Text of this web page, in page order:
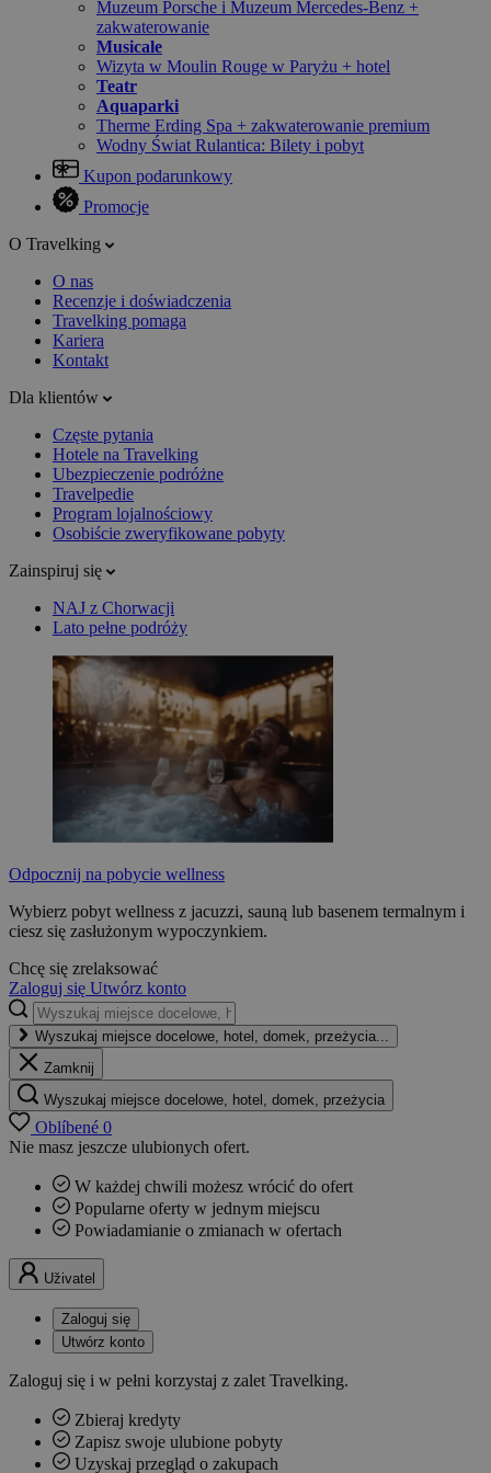
Muzeum Porsche i Muzeum Mercedes-Benz +
zakwaterowanie
Musicale
Wizyta w Moulin Rouge w Paryżu + hotel
Teatr
Aquaparki
Therme Erding Spa + zakwaterowanie premium
Wodny Świat Rulantica: Bilety i pobyt
Kupon podarunkowy
Promocje
O Travelking
O nas
Recenzje i doświadczenia
Travelking pomaga
Kariera
Kontakt
Dla klientów
Częste pytania
Hotele na Travelking
Ubezpieczenie podróżne
Travelpedie
Program lojalnościowy
Osobiście zweryfikowane pobyty
Zainspiruj się
NAJ z Chorwacji
Lato pełne podróży
Odpocznij na pobycie wellness
Wybierz pobyt wellness z jacuzzi, sauną lub basenem termalnym i
ciesz się zasłużonym wypoczynkiem.
Chcę się zrelaksować
Zaloguj się Utwórz konto
Wyszukaj miejsce docelowe, hotel, domek, przeżycia...
Zamknij
Wyszukaj miejsce docelowe, hotel, domek, przeżycia
Oblíbené 0
Nie masz jeszcze ulubionych ofert.
W każdej chwili możesz wrócić do ofert
Popularne oferty w jednym miejscu
Powiadamianie o zmianach w ofertach
Uživatel
Zaloguj się
Utwórz konto
Zaloguj się i w pełni korzystaj z zalet Travelking.
Zbieraj kredyty
Zapisz swoje ulubione pobyty
Uzyskaj przegląd o zakupach